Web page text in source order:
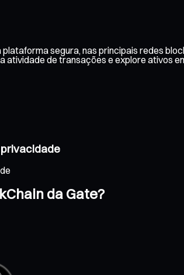
segura, nas principais redes
atividade de transações e explore ativos
privacidade
da Gate?